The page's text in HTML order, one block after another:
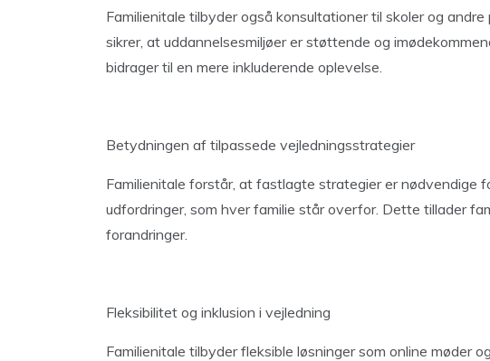
Familienitale tilbyder også konsultationer til skoler og
sikrer, at uddannelsesmiljøer er støttende og
bidrager til en mere inkluderende oplevelse.
Betydningen af tilpassede vejledningsstrategier
Familienitale forstår, at fastlagte strategier er nødvendige
udfordringer, som hver familie står overfor. Dette tillader
forandringer.
Fleksibilitet og inklusion i vejledning
Familienitale tilbyder fleksible løsninger som online møder